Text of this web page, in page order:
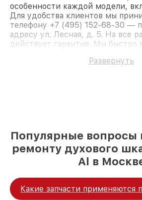
особенности каждой модели,
Для удобства клиентов мы
телефону +7 (495) 152-68-30 —
адресу ул. Лесная, д. 5. На все
действует гарантия. Мы быстро
Развернуть
Популярные вопросы
ремонту духового
Al в
Какие запчасти применяются